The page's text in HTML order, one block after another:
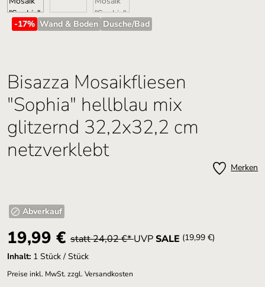
-17% Wand & Boden Dusche/Bad
Bisazza Mosaikfliesen
"Sophia" hellblau mix
glitzernd 32,2x32,2 cm
netzverklebt
Merken
Abverkauf
19,99 € statt 24,02 €*UVPSALE (19,99 €)
Inhalt: 1 Stück / Stück
Preise inkl. MwSt. zzgl. Versandkosten